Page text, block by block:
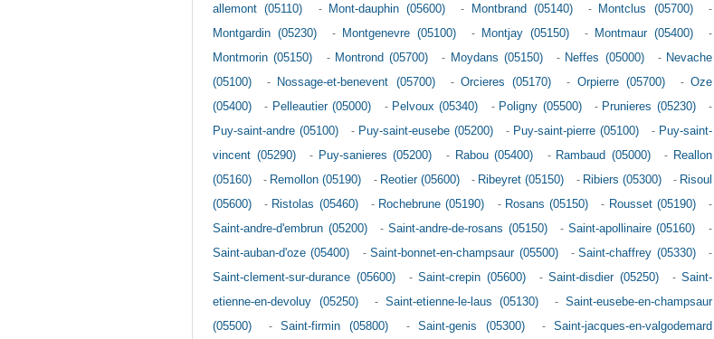
allemont (05110)
- Mont-dauphin (05600) - Montbrand (05140) - Montclus (05700)
-
Montgardin (05230)
- Montgenevre (05100) - Montjay (05150) - Montmaur (05400)
-
Montmorin (05150)
- Montrond (05700) - Moydans (05150) - Neffes (05000) - Nevache
(05100)
- Nossage-et-benevent (05700) - Orcieres (05170) - Orpierre (05700) -Oze
(05400)
- Pelleautier (05000) - Pelvoux (05340) - Poligny (05500) - Prunieres (05230)
-
Puy-saint-andre (05100)
- Puy-saint-eusebe (05200) - Puy-saint-pierre (05100) - Puy-saint-
vincent (05290)
- Puy-sanieres (05200) - Rabou (05400) - Rambaud (05000) - Reallon
(05160)
- Remollon (05190) - Reotier (05600) - Ribeyret (05150) - Ribiers (05300) - Risoul
(05600)
- Ristolas (05460) - Rochebrune (05190) - Rosans (05150) - Rousset (05190)
-
Saint-andre-d'embrun (05200)
- Saint-andre-de-rosans (05150) - Saint-apollinaire (05160)
-
Saint-auban-d'oze (05400)
-Saint-bonnet-en-champsaur (05500) -Saint-chaffrey (05330)
-
Saint-clement-sur-durance (05600)
-Saint-crepin (05600) -Saint-disdier (05250) -Saint-
etienne-en-devoluy (05250)
- Saint-etienne-le-laus (05130) -Saint-eusebe-en-champsaur
(05500)
-Saint-firmin (05800) - Saint-genis (05300) - Saint-jacques-en-valgodemard